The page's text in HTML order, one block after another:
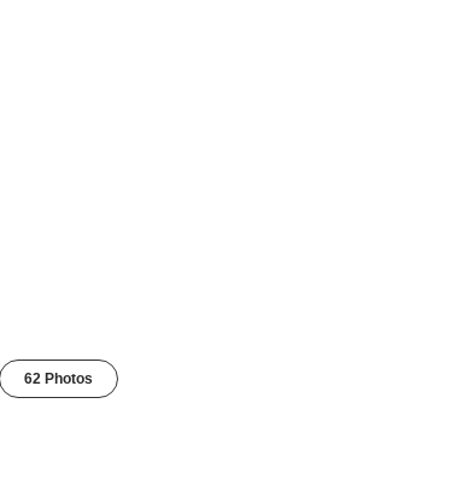
62 Photos